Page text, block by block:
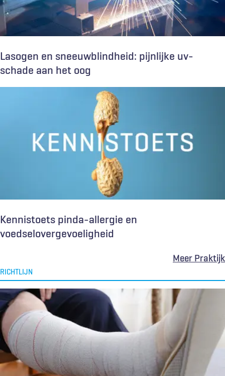
Lasogen en sneeuwblindheid: pijnlijke uv-
schade aan het oog
Kennistoets pinda-allergie en
voedselovergevoeligheid
Meer Praktijk
RICHTLIJN